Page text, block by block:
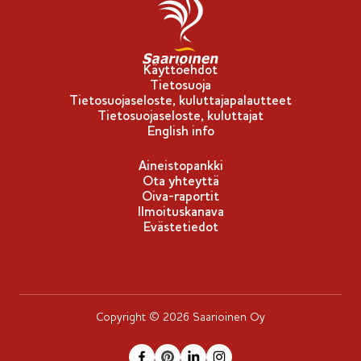
-
m
e
r
k
i
Käyttöehdot
Tietosuoja
Tietosuojaseloste, kuluttajapalautteet
Tietosuojaseloste, kuluttajat
English info
Aineistopankki
Ota yhteyttä
Oiva-raportit
Ilmoituskanava
Evästetiedot
Copyright © 2026 Saarioinen Oy